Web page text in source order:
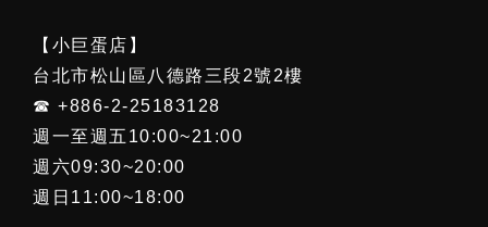
【小巨蛋店】
台北市松山區八德路三段2號2樓
☎ +886-2-25183128
週一至週五10:00~21:00
週六09:30~20:00
週日11:00~18:00